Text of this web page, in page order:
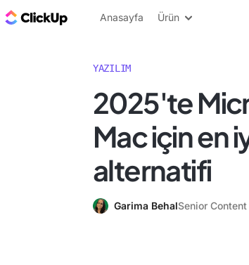
ClickUp Blog
Anasayfa Ürün
YAZILIM
2025'te
Mac için en
alternatifi
Garima BehalSenior